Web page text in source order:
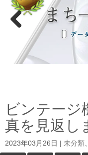
ビンテージ
真を見返し
2023年03月26日 未分類